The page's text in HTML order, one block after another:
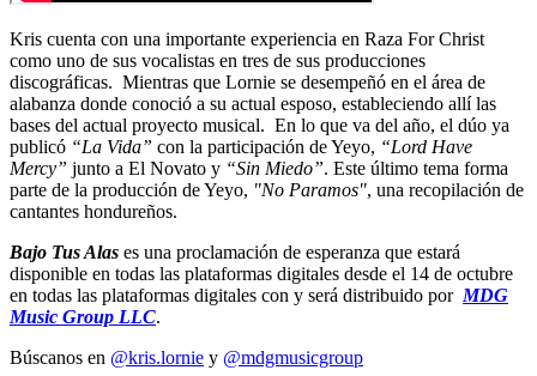
Kris cuenta con una importante experiencia en Raza For Christ
como uno de sus vocalistas en tres de sus producciones
discográficas. Mientras que Lornie se desempeñó en el área de
alabanza donde conoció a su actual esposo, estableciendo allí las
bases del actual proyecto musical. En lo que va del año, el dúo ya
publicó “La Vida” con la participación de Yeyo, “Lord Have
Mercy” junto a El Novato y “Sin Miedo”. Este último tema forma
parte de la producción de Yeyo, "No Paramos", una recopilación de
cantantes hondureños.
Bajo Tus Alas es una proclamación de esperanza que estará
disponible en todas las plataformas digitales desde el 14 de octubre
en todas las plataformas digitales con y será distribuido por MDG
Music Group LLC.
Búscanos en @kris.lornie y @mdgmusicgroup